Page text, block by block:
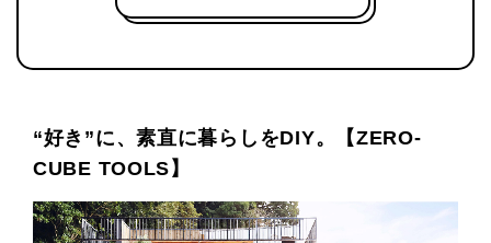
“好き”に、素直に暮らしをDIY。【ZERO-
CUBE TOOLS】